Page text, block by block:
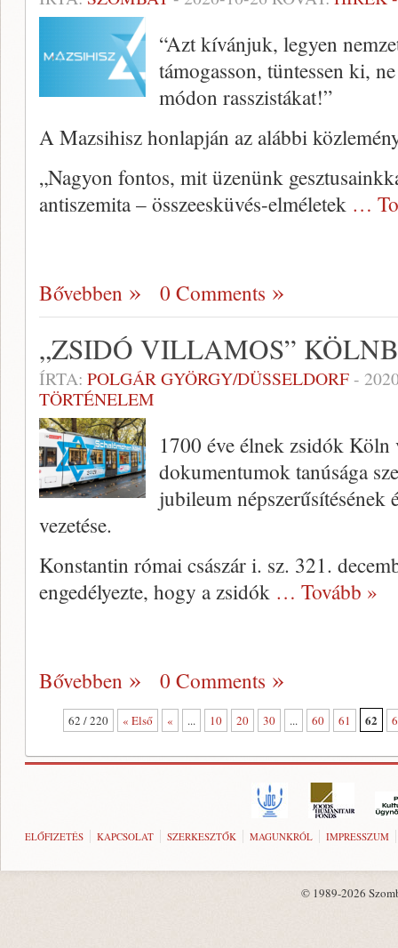
“Azt kívánjuk, legyen
támogasson, tüntessen ki,
módon rasszistákat!”
A Mazsihisz honlapján az alábbi
„Nagyon fontos, mit üzenünk
antiszemita – összeesküvés-elméletek …
Bővebben 0 Comments
„ZSIDÓ VILLAMOS”
ÍRTA: POLGÁR GYÖRGY/DÜSSELDORF-
TÖRTÉNELEM
1700 éve élnek zsidók Köln
dokumentumok tanúsága
jubileum népszerűsítésének
vezetése.
Konstantin római császár i. sz. 321.
engedélyezte, hogy a zsidók … Tovább »
Bővebben 0 Comments
62 / 220 « Első « ... 10 20 30 ... 60 61 62
ELŐFIZETÉS KAPCSOLAT SZERKESZTŐK MAGUNKRÓL IMPRESSZUM
© 1989-2026